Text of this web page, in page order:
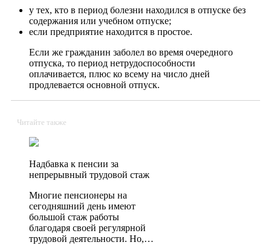
у тех, кто в период болезни находился в отпуске без
содержания или учебном отпуске;
если предприятие находится в простое.
Если же гражданин заболел во время очередного
отпуска, то период нетрудоспособности
оплачивается, плюс ко всему на число дней
продлевается основной отпуск.
Читайте также
Надбавка к пенсии за
непрерывный трудовой стаж
Многие пенсионеры на
сегодняшний день имеют
большой стаж работы
благодаря своей регулярной
трудовой деятельности. Но,…